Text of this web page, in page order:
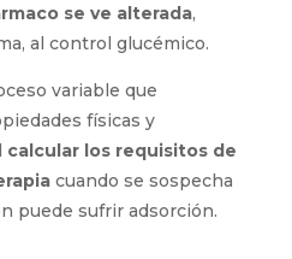
se ve alterada,
al control glucémico.
variable que
físicas y
calcular los requisitos de
cuando se sospecha
puede sufrir adsorción.